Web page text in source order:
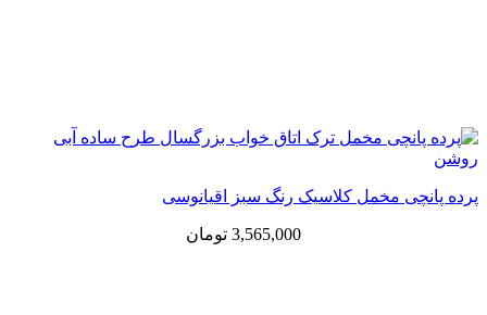
پرده پانچی مخمل کلاسیک رنگ سبز اقیانوسی
3,565,000 تومان